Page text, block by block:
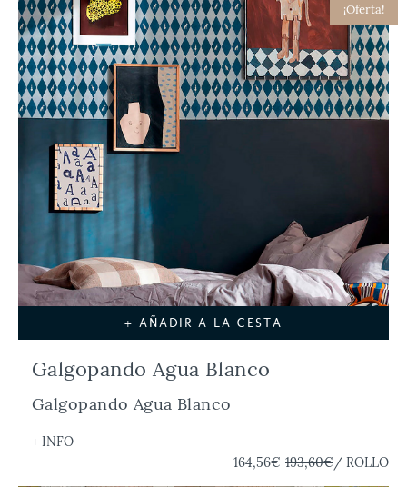
¡Oferta!
+ AÑADIR A LA CESTA
Galgopando Agua Blanco
Galgopando Agua Blanco
+ INFO
164,56€ 193,60€/ ROLLO